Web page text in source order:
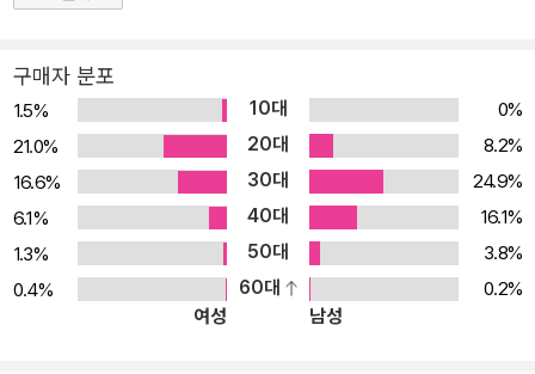
구매자 분포
1.5% 10대
0%
21.0%
20대
8.2%
16.6%
30대
24.9%
6.1%
40대
16.1%
1.3%
50대
3.8%
0.4%
60대
0.2%
여성
남성